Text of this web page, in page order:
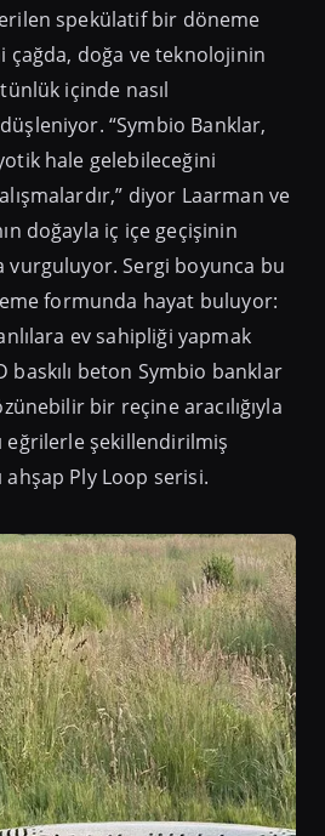
spekülatif bir döneme
çağda, doğa ve teknolojinin
içinde nasıl
“Symbio Banklar,
hale gelebileceğini
diyor Laarman ve
doğayla iç içe geçişinin
vurguluyor. Sergi boyunca bu
formunda hayat buluyor:
ev sahipliği yapmak
baskılı beton Symbio banklar
bir reçine aracılığıyla
eğrilerle şekillendirilmiş
Ply Loop serisi.